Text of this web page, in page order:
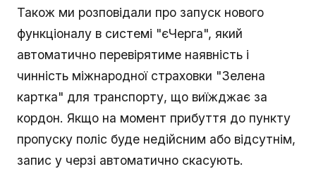
Також ми розповідали про запуск нового
функціоналу в системі "єЧерга", який
автоматично перевірятиме наявність і
чинність міжнародної страховки "Зелена
картка" для транспорту, що виїжджає за
кордон. Якщо на момент прибуття до пункту
пропуску поліс буде недійсним або відсутнім,
запис у черзі автоматично скасують.